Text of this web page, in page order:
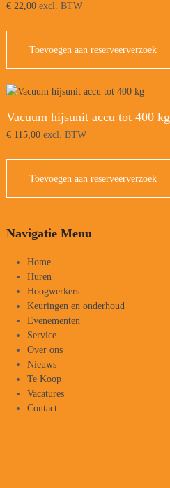
€22,00excl. BTW
Toevoegen aan reserveerverzoek
Vacuum hijsunit accu tot 400 kg
€115,00excl. BTW
Toevoegen aan reserveerverzoek
Navigatie Menu
Home
Huren
Hoogwerkers
Keuringen en onderhoud
Evenementen
Service
Over ons
Nieuws
Te Koop
Vacatures
Contact